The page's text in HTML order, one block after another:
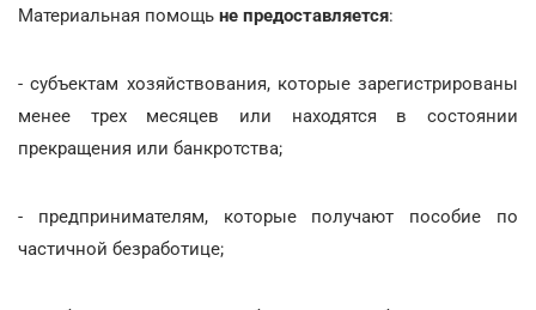
Материальная помощь не предоставляется:
- субъектам хозяйствования, которые зарегистрированы
менее трех месяцев или находятся в состоянии
прекращения или банкротства;
- предпринимателям, которые получают пособие по
частичной безработице;